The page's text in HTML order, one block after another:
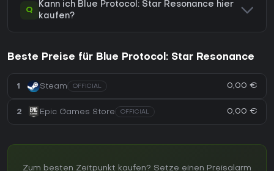
Q
Kann ich Blue Protocol: Star Resonance hier
kaufen?
Beste Preise für Blue Protocol: Star Resonance
1 Steam OFFICIAL 0,00 €
2 Epic Games Store OFFICIAL 0,00 €
Zum besten Zeitpunkt kaufen? Setze einen Preisalarm